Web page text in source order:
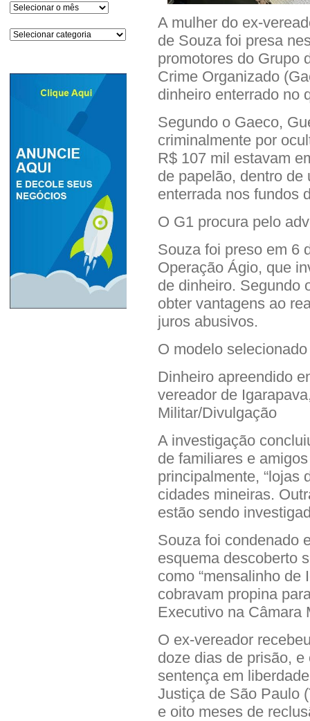
Arquivos
Categorias
A mulher do ex-
de Souza foi presa
promotores do Grupo
Crime Organizado
dinheiro enterrado no
Segundo o Gaeco,
criminalmente por
R$ 107 mil estavam
de papelão, dentro
enterrada nos fundos
O G1 procura pelo
Souza foi preso em 6
Operação Ágio, que
de dinheiro. Segundo
obter vantagens ao
juros abusivos.
O modelo
Dinheiro apreendido
vereador de
Militar/Divulgação
A investigação
de familiares e
principalmente, “lojas
cidades mineiras.
estão sendo
Souza foi condenado
esquema descoberto
como “mensalinho de
cobravam propina
Executivo na Câmara
O ex-vereador
doze dias de prisão,
sentença em
Justiça de São Paulo
e oito meses de